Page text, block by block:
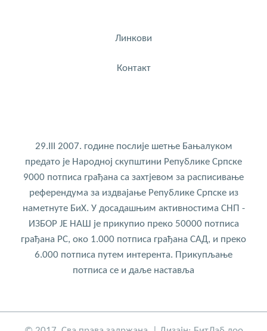
Линкови
Контакт
29.III 2007. године послије шетње Бањалуком
предато је Народној скупштини Републике Српске
9000 потписа грађана са захтјевом за расписивање
референдума за издвајање Републике Српске из
наметнуте БиХ. У досадашњим активностима СНП -
ИЗБОР ЈЕ НАШ је прикупио преко 50000 потписа
грађана РС, око 1.000 потписа грађана САД, и преко
6.000 потписа путем интерента. Прикупљање
потписа се и даље наставља